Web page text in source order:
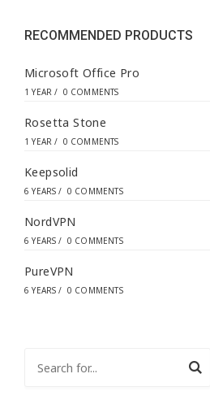
s
RECOMMENDED PRODUCTS
Microsoft Office Pro
1 YEAR / 0 COMMENTS
Rosetta Stone
1 YEAR / 0 COMMENTS
Keepsolid
6 YEARS / 0 COMMENTS
NordVPN
6 YEARS / 0 COMMENTS
PureVPN
6 YEARS / 0 COMMENTS